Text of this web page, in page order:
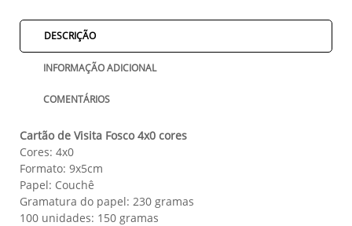
DESCRIÇÃO
INFORMAÇÃO ADICIONAL
COMENTÁRIOS
Cartão de Visita Fosco 4x0 cores
Cores: 4x0
Formato: 9x5cm
Papel: Couchê
Gramatura do papel: 230 gramas
100 unidades: 150 gramas